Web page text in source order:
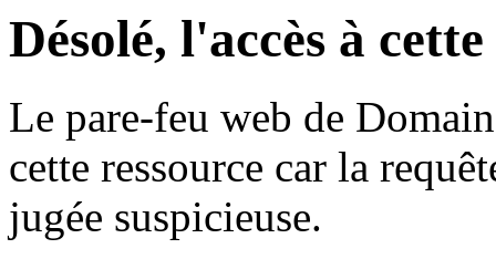
Désolé, l'accès à
Le pare-feu web de
cette ressource car la
jugée suspicieuse.